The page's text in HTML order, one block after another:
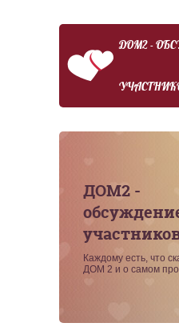
ДОМ2 -
ДОМ2 -
Каждому есть, что
ДОМ 2 и о самом